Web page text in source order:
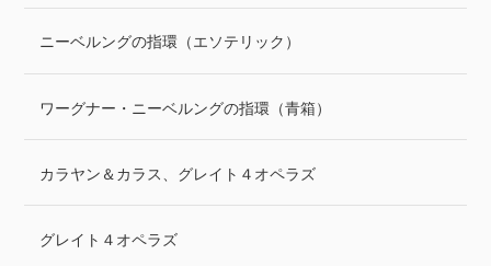
ニーベルングの指環（エソテリック）
ワーグナー・ニーベルングの指環（青箱）
カラヤン＆カラス、グレイト４オペラズ
グレイト４オペラズ